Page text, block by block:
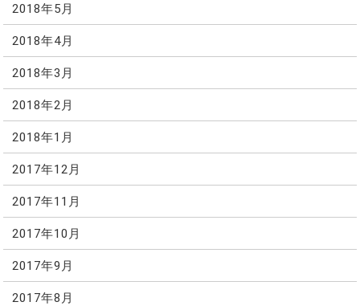
2018年5月
2018年4月
2018年3月
2018年2月
2018年1月
2017年12月
2017年11月
2017年10月
2017年9月
2017年8月